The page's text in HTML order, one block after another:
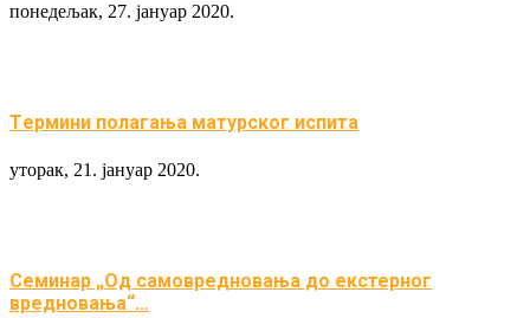
понедељак, 27. јануар 2020.
Tермини полагања матурског испита
уторак, 21. јануар 2020.
Семинар „Од самовредновања до екстерног
вредновања“…